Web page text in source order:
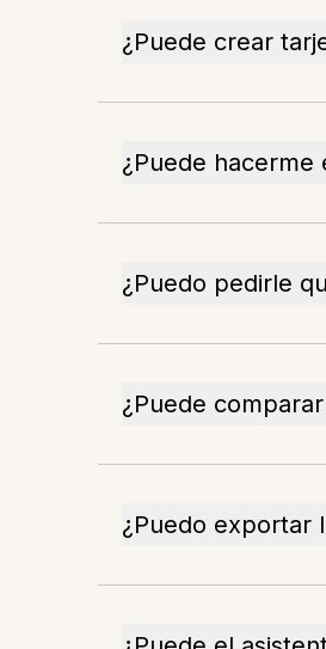
¿Puede crear
¿Puede hacerme
¿Puedo pedirle
¿Puede
¿Puedo exportar